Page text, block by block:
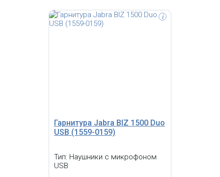
Гарнитура Jabra BIZ 1500 Duo
USB (1559-0159)
Тип: Наушники с микрофоном
USB
i